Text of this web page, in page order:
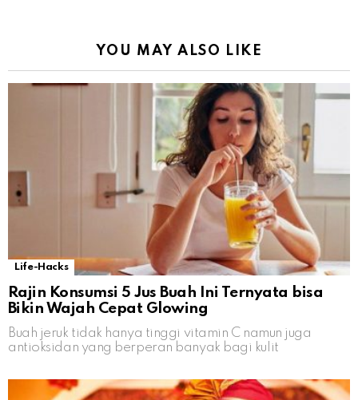
YOU MAY ALSO LIKE
Life-Hacks
Rajin Konsumsi 5 Jus Buah Ini Ternyata bisa
Bikin Wajah Cepat Glowing
Buah jeruk tidak hanya tinggi vitamin C namun juga
antioksidan yang berperan banyak bagi kulit